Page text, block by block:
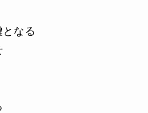
なる